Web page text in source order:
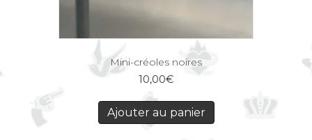
Mini-créoles noires
10,00€
Ajouter au panier